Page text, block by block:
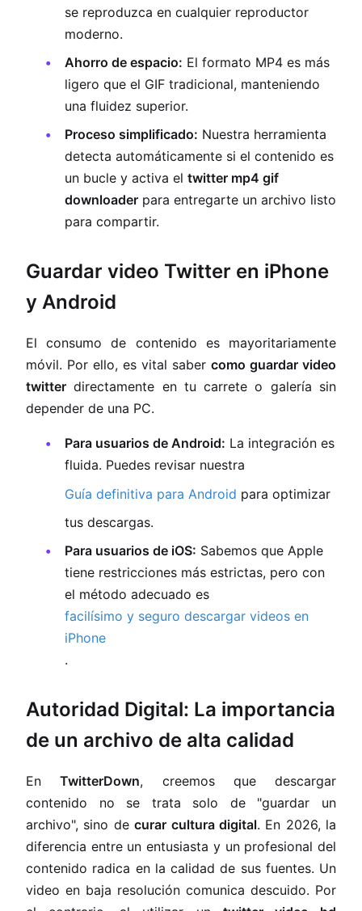
se reproduzca en cualquier reproductor
moderno.
Ahorro de espacio: El formato MP4 es más
ligero que el GIF tradicional, manteniendo
una fluidez superior.
Proceso simplificado: Nuestra herramienta
detecta automáticamente si el contenido es
un bucle y activa el twitter mp4 gif
downloader para entregarte un archivo listo
para compartir.
Guardar video Twitter en iPhone
y Android
El consumo de contenido es mayoritariamente
móvil. Por ello, es vital saber como guardar video
twitter directamente en tu carrete o galería sin
depender de una PC.
Para usuarios de Android: La integración es
fluida. Puedes revisar nuestra
Guía definitiva para Android para optimizar
tus descargas.
Para usuarios de iOS: Sabemos que Apple
tiene restricciones más estrictas, pero con
el método adecuado es
facilísimo y seguro descargar videos en
iPhone
.
Autoridad Digital: La importancia
de un archivo de alta calidad
EnTwitterDown, creemos que descargar
contenido no se trata solo de "guardar un
archivo", sino decurar cultura digital. En 2026, la
diferencia entre un entusiasta y un profesional del
contenido radica en la calidad de sus fuentes. Un
video en baja resolución comunica descuido. Por